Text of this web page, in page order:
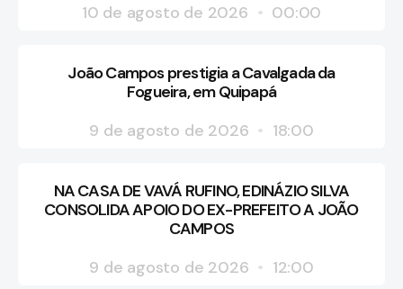
10 de agosto de 2026
00:00
João Campos prestigia a Cavalgada da
Fogueira, em Quipapá
9 de agosto de 2026
18:00
NA CASA DE VAVÁ RUFINO, EDINÁZIO SILVA
CONSOLIDA APOIO DO EX-PREFEITO A JOÃO
CAMPOS
9 de agosto de 2026
12:00